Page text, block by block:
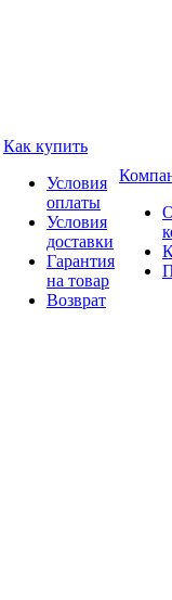
Как купить
Условия
оплаты
Условия
доставки
Гарантия
на товар
Возврат